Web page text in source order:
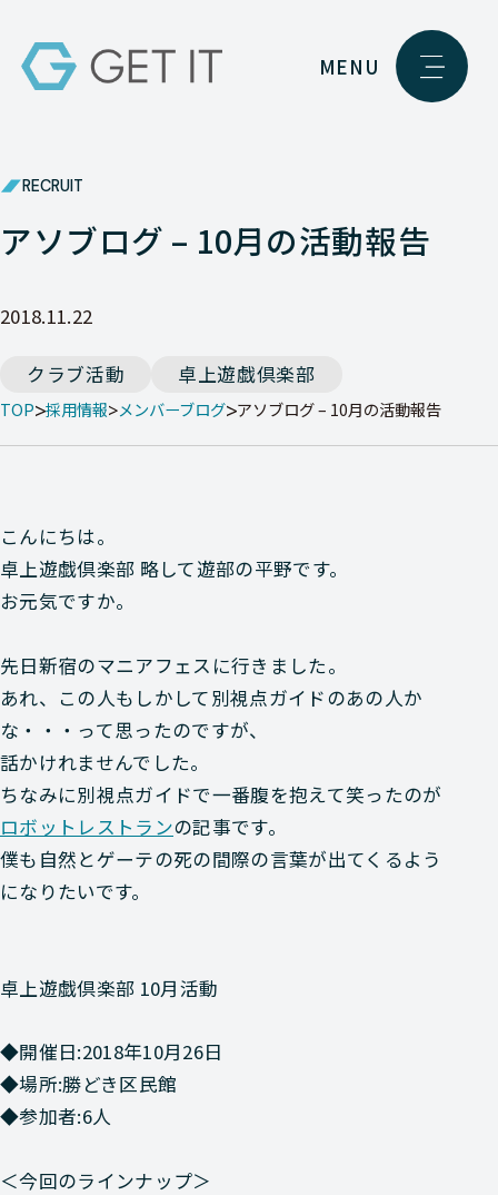
MENU
RECRUIT
アソブログ – 10月の活動報告
2018.11.22
クラブ活動 卓上遊戯倶楽部
TOP 採用情報 メンバーブログ アソブログ – 10月の活動報告
こんにちは。
卓上遊戯倶楽部 略して遊部の平野です。
お元気ですか。
先日新宿のマニアフェス に行きました。
あれ、この人もしかして別視点ガイドのあの人か
な・・・って思ったのですが、
話かけれませんでした。
ちなみに別視点ガイドで一番腹を抱えて笑ったのが
ロボットレストランの記事です。
僕も自然とゲーテの死の間際の言葉が出てくるよう
になりたいです。
卓上遊戯倶楽部 10月活動
◆開催日:2018年10月26日
◆場所:勝どき区民館
◆参加者:6人
＜今回のラインナップ＞